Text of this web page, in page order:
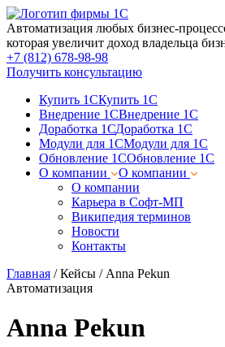
Автоматизация любых бизнес-
которая увеличит доход владельца
+7 (812) 678-98-98
Получить консультацию
Купить 1СКупить 1С
Внедрение 1СВнедрение 1С
Доработка 1СДоработка 1С
Модули для 1СМодули для 1С
Обновление 1СОбновление 1С
О компании
О компании
О компании
Карьера в Софт-МП
Википедия терминов
Новости
Контакты
Главная /Кейсы / Anna Pekun
Автоматизация
Anna Pekun